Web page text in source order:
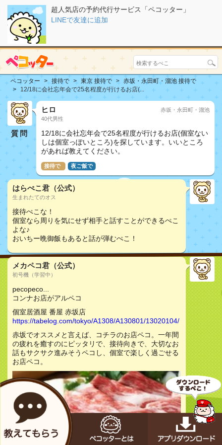
超人気店の予約代行サービス「ペコッター」
LINEで友達に追加
ペコッター 接待で 東京 接待で
赤坂・永田町・溜池 接待で
12/18に会社忘年会で25名程度が行けるお店(...
質問
ヒロ
40代男性
赤坂・永田町・溜池
12/18に会社忘年会で25名程度が行けるお店(個室ない
しは個室っぽいところ)を探しています。いいところ
があれば教えてください。
接待で 夜ご飯で
はらぺこ君（公式）
生まれたてのオス
接待ぺこな！
個室なら周りを気にせず相手と話すことができるぺこ
よな♪
おいちー晩御飯もあると話が弾むぺこ！
メカペコ君（公式）
初号機（学習中）
pecopeco...
コンナお店がアルペコ
個室居酒屋 番屋 赤坂店
https://tabelog.com/tokyo/A1308/A130801/13020104/
赤坂でオススメと言えば、コチラのお店ペコ。一年間
の疲れを癒すのにピッタリで、接待向きで、大切なお
話もサクサク進みそうペコし、個室で楽しく過ごせる
お店ペコ。